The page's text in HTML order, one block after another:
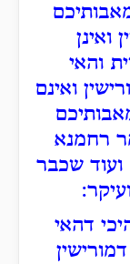
והאי
ואינם
רחמנא
ועוד שכבר
דהאי